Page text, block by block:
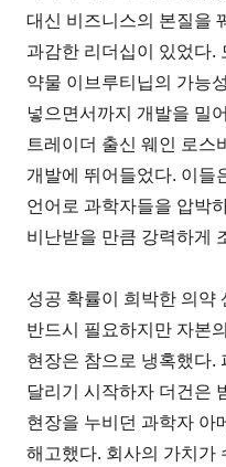
대신 비즈니스의 본질을
과감한 리더십이 있었다.
약물 이브루티닙의 가능
넣으면서까지 개발을 밀
트레이더 출신 웨인 로스
개발에 뛰어들었다. 이들
언어로 과학자들을 압박
비난받을 만큼 강력하게
성공 확률이 희박한 의약
반드시 필요하지만 자본
현장은 참으로 냉혹했다.
달리기 시작하자 더건은
현장을 누비던 과학자 아
해고했다. 회사의 가치가